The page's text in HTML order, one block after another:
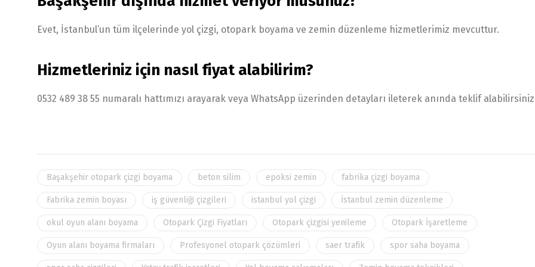
Evet, İstanbul’un tüm ilçelerinde yol çizgi, otopark boyama ve zemin düzenleme hizmetlerimiz mevcuttur.
Hizmetleriniz için nasıl fiyat alabilirim?
0532 489 38 55 numaralı hattımızı arayarak veya WhatsApp üzerinden detayları ileterek anında teklif
Başakşehir otopark çizgi boyama beton silim epoksi zemin fabrika çizgi boyama
Fabrika zemin boyası iş güvenliği çizgileri istanbul yol çizgi İstanbul zemin düzenleme
okul oyun alanı boyama Otopark Çizgi Fiyatları Otopark çizgisi yenileme Otopark İşaretleme
Oyun alanı boyama firmaları Profesyonel otopark çözümleri saer trafik spor saha boyama